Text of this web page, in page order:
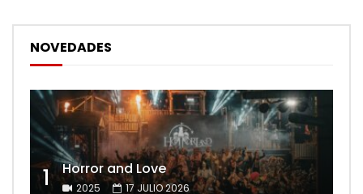
NOVEDADES
1 Horror and Love
2025 17 JULIO 2026